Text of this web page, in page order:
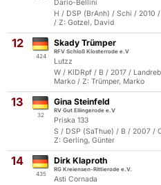
Dario-Bellini
H / DSP (BrAnh) / Schi / 2010
/ Z: Gotzel, David
12
424
Skady Trümper
RFV Schloß Klosterrode e.V
Lutzz
W / KlDRpf / B / 2017 /
Marko / Z: Trümper, Marko
13
32
Gina Steinfeld
RV Gut Ellingerode e.V
Priska 133
S / DSP (SaThue) / B / 2007 /
Z: Gerling, Günter
14
435
Dirk Klaproth
RG Kreiensen-Rittierode e.V.
Asti Cornada